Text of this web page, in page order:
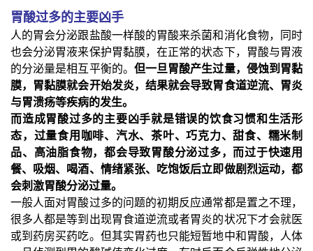
胃酸过多的主要凶手
人的胃会分泌跟盐酸一样酸的胃酸来杀菌和消化食物，同时
也会分泌胃液来保护胃黏膜，在正常的状态下，胃酸与胃液
的分泌量是相互平衡的。 但一旦胃酸产生过量，侵蚀到胃黏
膜，胃黏膜就会开始发炎，结果就会导致胃食道逆流、胃炎
与胃溃疡等疾病的发生。
而造成胃酸过多的主要凶手就是错误的饮食习惯和生活形
态，过量食用咖啡、汽水、茶叶、巧克力、甜食、糯米制
品、高油脂食物，都会导致胃酸分泌过多，而过于快速用
餐、吸烟、喝酒、情绪紧张、吃饱饭后立即做剧烈运动，都
会刺激胃酸分泌过量。
一般人面对胃酸过多的问题的初期反应通常都是置之不理，
很多人都是等到出现胃食道逆流或者胃炎的状况下才会就医
或到药房买药吃。但其实胃药也只能短暂地中和胃酸，人体